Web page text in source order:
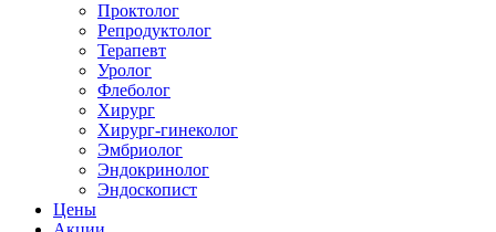
Проктолог
Репродуктолог
Терапевт
Уролог
Флеболог
Хирург
Хирург-гинеколог
Эмбриолог
Эндокринолог
Эндоскопист
Цены